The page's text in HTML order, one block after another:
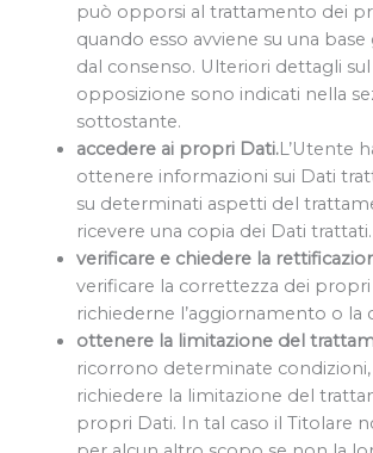
può opporsi al trattamento dei
quando esso avviene su una base
dal consenso. Ulteriori dettagli
opposizione sono indicati nella
sottostante.
accedere ai propri Dati.L’Utente
ottenere informazioni sui Dati
su determinati aspetti del
ricevere una copia dei Dati trattati.
verificare e chiedere la
verificare la correttezza dei propri
richiederne l’aggiornamento o la
ottenere la limitazione del
ricorrono determinate condizioni,
richiedere la limitazione del
propri Dati. In tal caso il Titolare